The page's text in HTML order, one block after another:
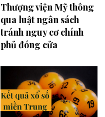
Thượng viện Mỹ thông
qua luật ngân sách
tránh nguy cơ chính
phủ đóng cửa